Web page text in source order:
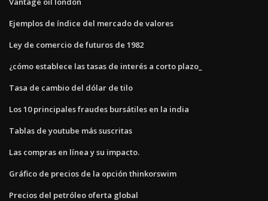
Ejemplos de índice del mercado de valores
Ley de comercio de futuros de 1982
¿cómo establece las tasas de interés a corto plazo_
Tasa de cambio del dólar de tilo
Los 10 principales fraudes bursátiles en la india
Tablas de youtube más suscritas
Las compras en línea y su impacto.
Gráfico de precios de la opción thinkorswim
Precios del petróleo oferta global